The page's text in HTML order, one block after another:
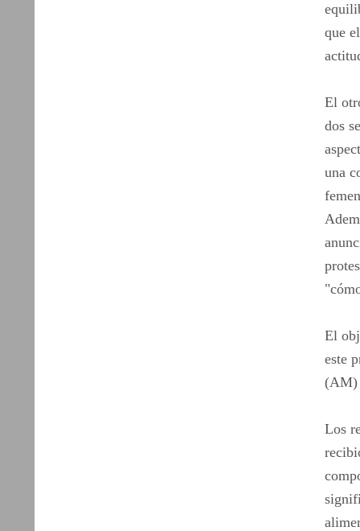
que
El
dos
una
El
este
(AM)
Los